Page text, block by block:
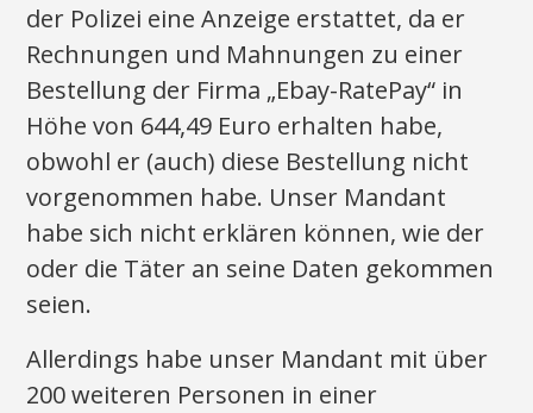
der Polizei eine Anzeige erstattet, da er
Rechnungen und Mahnungen zu einer
Bestellung der Firma „Ebay-RatePay“ in
Höhe von 644,49 Euro erhalten habe,
obwohl er (auch) diese Bestellung nicht
vorgenommen habe. Unser Mandant
habe sich nicht erklären können, wie der
oder die Täter an seine Daten gekommen
seien.
Allerdings habe unser Mandant mit über
200 weiteren Personen in einer